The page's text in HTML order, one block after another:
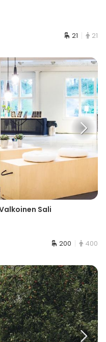
21 21
Sali
200 400